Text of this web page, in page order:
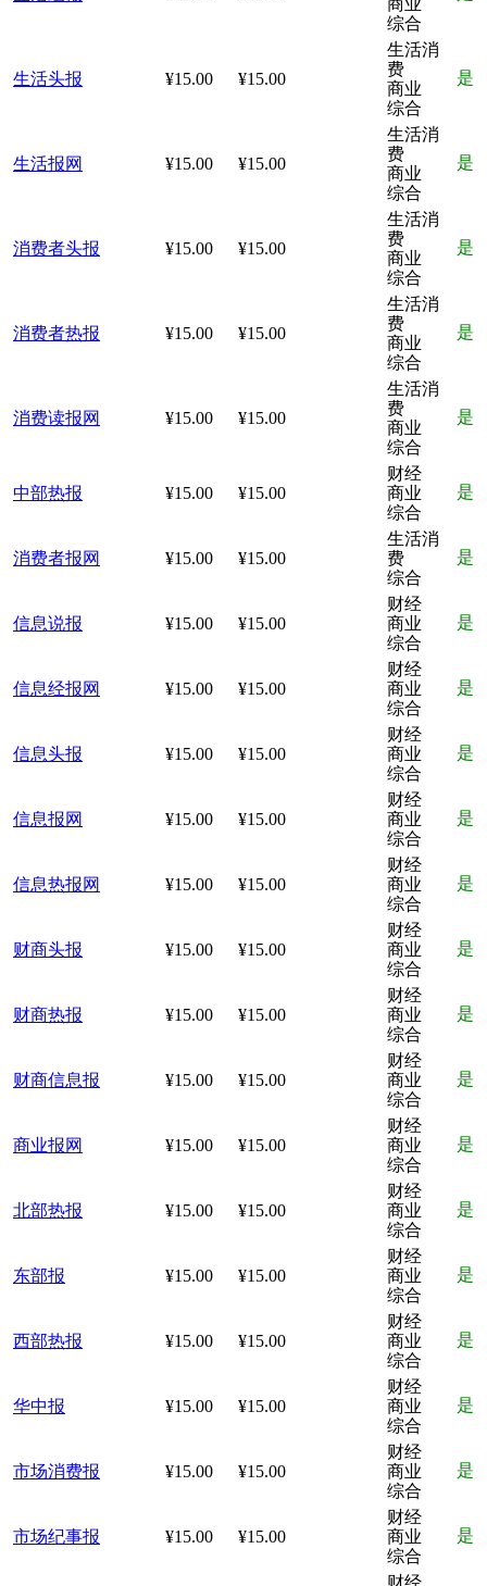
商业
综合
生活头报 ¥15.00 ¥15.00
生活消
费
商业
综合
是
生活报网 ¥15.00 ¥15.00
生活消
费
商业
综合
是
消费者头报 ¥15.00 ¥15.00
生活消
费
商业
综合
是
消费者热报 ¥15.00 ¥15.00
生活消
费
商业
综合
是
消费读报网 ¥15.00 ¥15.00
生活消
费
商业
综合
是
中部热报 ¥15.00 ¥15.00
财经
商业
综合
是
消费者报网 ¥15.00 ¥15.00
生活消
费
综合
是
信息说报 ¥15.00 ¥15.00
财经
商业
综合
是
信息经报网 ¥15.00 ¥15.00
财经
商业
综合
是
信息头报 ¥15.00 ¥15.00
财经
商业
综合
是
信息报网 ¥15.00 ¥15.00
财经
商业
综合
是
信息热报网 ¥15.00 ¥15.00
财经
商业
综合
是
财商头报 ¥15.00 ¥15.00
财经
商业
综合
是
财商热报 ¥15.00 ¥15.00
财经
商业
综合
是
财商信息报 ¥15.00 ¥15.00
财经
商业
综合
是
商业报网 ¥15.00 ¥15.00
财经
商业
综合
是
北部热报 ¥15.00 ¥15.00
财经
商业
综合
是
东部报 ¥15.00 ¥15.00
财经
商业
综合
是
西部热报 ¥15.00 ¥15.00
财经
商业
综合
是
华中报 ¥15.00 ¥15.00
财经
商业
综合
是
市场消费报 ¥15.00 ¥15.00
财经
商业
综合
是
市场纪事报 ¥15.00 ¥15.00
财经
商业
综合
是
财经